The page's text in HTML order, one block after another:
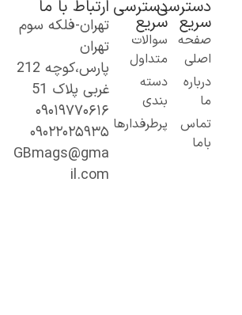
دسترسی
سریع
صفحه
اصلی
درباره
تماس
دسترسی
سریع
سوالات
متداول
دسته
بندی
پرطرفدارها
ارتباط با ما
تهران-فلکه سوم
تهران
پارس،کوچه 212
غربی پلاک 51
۰۹۰۱۹۷۷۰۶۱۶
۰۹۰۲۲۰۲۵۹۳۵
GBmags@gma
il.com